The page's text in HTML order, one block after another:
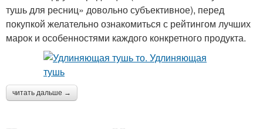
тушь для ресниц» довольно субъективное), перед
покупкой желательно ознакомиться с рейтингом лучших
марок и особенностями каждого конкретного продукта.
читать дальше →